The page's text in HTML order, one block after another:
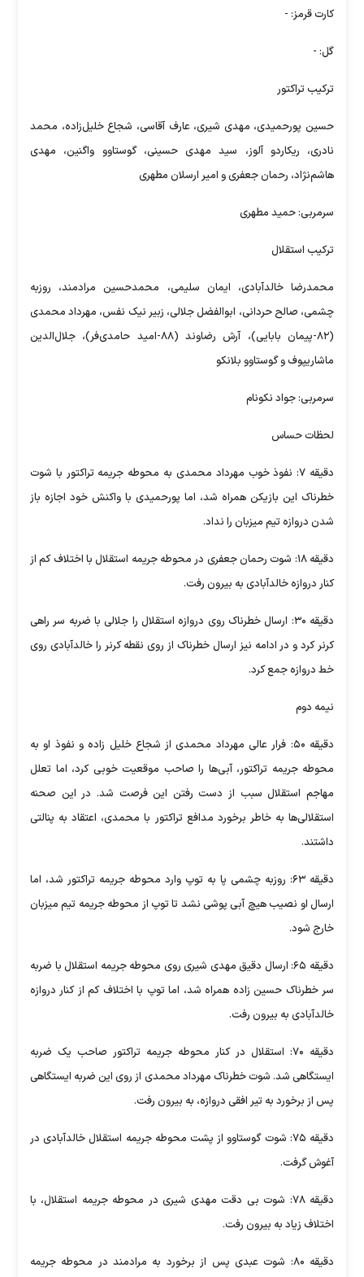
کارت قرمز: -
گل: -
ترکیب تراکتور
حسین پورحمیدی، مهدی شیری، عارف آقاسی، شجاع خلیل‌زاده، محمد
نادری، ریکاردو آلوز، سید مهدی حسینی، گوستاوو واگنین، مهدی
هاشم‌نژاد، رحمان جعفری و امیر ارسلان مطهری
سرمربی: حمید مطهری
ترکیب استقلال
محمدرضا خالدآبادی، ایمان سلیمی، محمدحسین مرادمند، روزبه
چشمی، صالح حردانی، ابوالفضل جلالی، زبیر نیک نفس، مهرداد محمدی
(۸۲-پیمان بابایی)، آرش رضاوند (۸۸-امید حامدی‌فر)، جلال‌الدین
ماشاریپوف و گوستاوو بلانکو
سرمربی: جواد نکونام
لحظات حساس
دقیقه ۷: نفوذ خوب مهرداد محمدی به محوطه جریمه تراکتور با شوت
خطرناک این بازیکن همراه شد، اما پورحمیدی با واکنش خود اجازه باز
شدن دروازه تیم میزبان را نداد.
دقیقه ۱۸: شوت رحمان جعفری در محوطه جریمه استقلال با اختلاف کم از
کنار دروازه خالدآبادی به بیرون رفت.
دقیقه ۳۰: ارسال خطرناک روی دروازه استقلال را جلالی با ضربه سر راهی
کرنر کرد و در ادامه نیز ارسال خطرناک از روی نقطه کرنر را خالدآبادی روی
خط دروازه جمع کرد.
نیمه دوم
دقیقه ۵۰: فرار عالی مهرداد محمدی از شجاع خلیل زاده و نفوذ او به
محوطه جریمه تراکتور، آبی‌ها را صاحب موقعیت خوبی کرد، اما تعلل
مهاجم استقلال سبب از دست رفتن این فرصت شد. در این صحنه
استقلالی‌ها به خاطر برخورد مدافع تراکتور با محمدی، اعتقاد به پنالتی
داشتند.
دقیقه ۶۳: روزبه چشمی پا به توپ وارد محوطه جریمه تراکتور شد، اما
ارسال او نصیب هیچ آبی پوشی نشد تا توپ از محوطه جریمه تیم میزبان
خارج شود.
دقیقه ۶۵: ارسال دقیق مهدی شیری روی محوطه جریمه استقلال با ضربه
سر خطرناک حسین زاده همراه شد، اما توپ با اختلاف کم از کنار دروازه
خالدآبادی به بیرون رفت.
دقیقه ۷۰: استقلال در کنار محوطه جریمه تراکتور صاحب یک ضربه
ایستگاهی شد. شوت خطرناک مهرداد محمدی از روی این ضربه ایستگاهی
پس از برخورد به تیر افقی دروازه، به بیرون رفت.
دقیقه ۷۵: شوت گوستاوو از پشت محوطه جریمه استقلال خالدآبادی در
آغوش گرفت.
دقیقه ۷۸: شوت بی دقت مهدی شیری در محوطه جریمه استقلال، با
اختلاف زیاد به بیرون رفت.
دقیقه ۸۰: شوت عبدی پس از برخورد به مرادمند در محوطه جریمه